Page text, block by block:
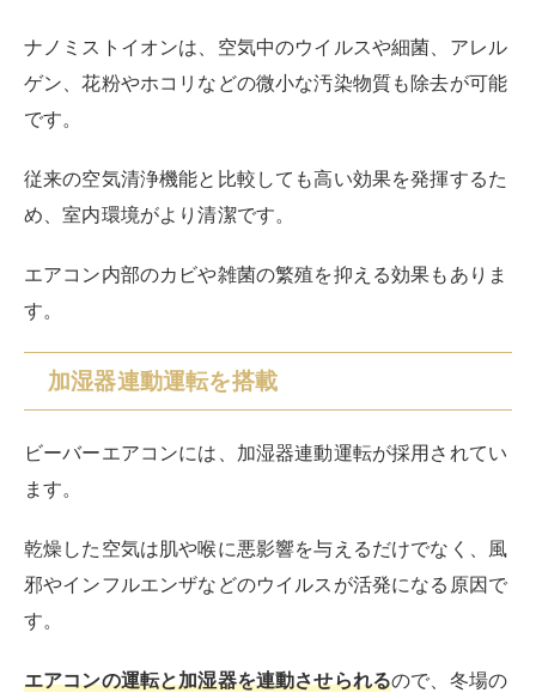
ナノミストイオンは、空気中のウイルスや細菌、アレル
ゲン、花粉やホコリなどの微小な汚染物質も除去が可能
です。
従来の空気清浄機能と比較しても高い効果を発揮するた
め、室内環境がより清潔です。
エアコン内部のカビや雑菌の繁殖を抑える効果もありま
す。
加湿器連動運転を搭載
ビーバーエアコンには、加湿器連動運転が採用されてい
ます。
乾燥した空気は肌や喉に悪影響を与えるだけでなく、風
邪やインフルエンザなどのウイルスが活発になる原因で
す。
エアコンの運転と加湿器を連動させられるので、冬場の